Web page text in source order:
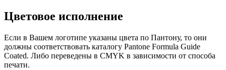
Цветовое исполнение
Если в Вашем логотипе указаны цвета по Пантону, то они
должны соответствовать каталогу Pantone Formula Guide
Coated. Либо переведены в CMYK в зависимости от способа
печати.